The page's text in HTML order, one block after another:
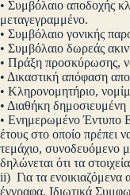
• Συμβόλαιο αποδοχής
μεταγεγραμμένο.
• Συμβόλαιο γονικής
• Συμβόλαιο δωρεάς
• Πράξη προσκύρωσης,
• Δικαστική απόφαση
• Κληρονομητήριο,
• Διαθήκη δημοσιευμένη
• Ενημερωμένο Έντυπο
έτους στο οποίο πρέπει
τεμάχιο, συνοδευόμενο
δηλώνεται ότι τα
ii) Για τα ενοικιαζόμενα
έγγραφα, Ιδιωτικά